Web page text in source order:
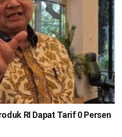
RI Dapat Tarif 0 Persen